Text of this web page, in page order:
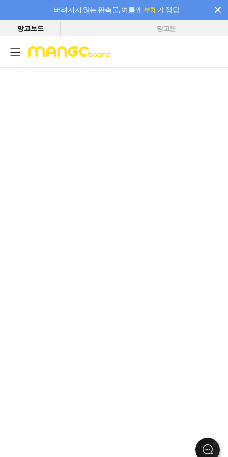
버려지지 않는 판촉물, 여름엔 부채가 정답
필요한 만큼 충전하고 끊김 없이 작업하세요! 새로워진 AI 부스터 요금제
망고보드 망고툰